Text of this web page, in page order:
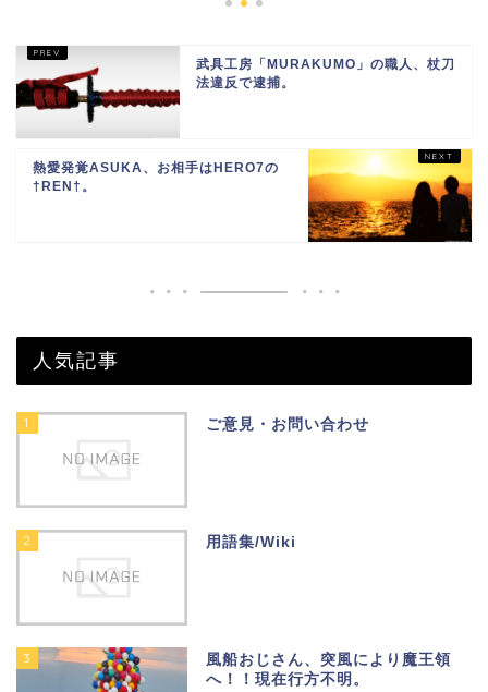
武具工房「MURAKUMO」の職人、杖刀
法違反で逮捕。
熱愛発覚ASUKA、お相手はHERO7の
†REN†。
人気記事
1 ご意見・お問い合わせ
2 用語集/Wiki
3
風船おじさん、突風により魔王領
へ！！現在行方不明。